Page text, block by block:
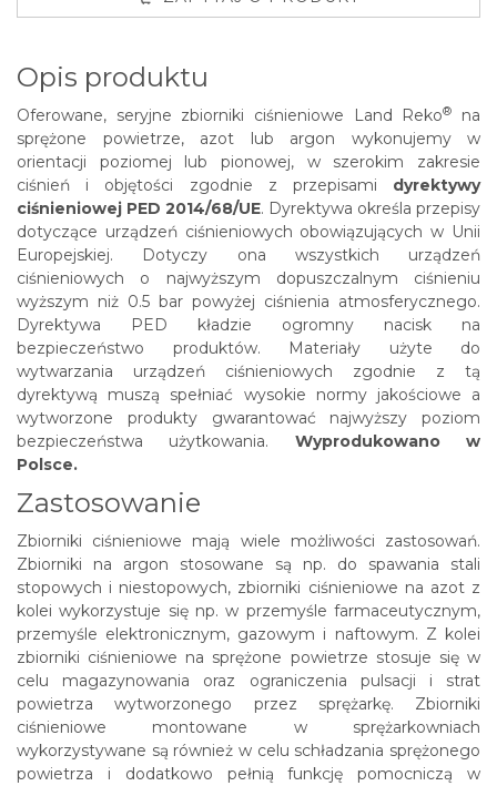
Opis produktu
Oferowane, seryjne zbiorniki ciśnieniowe Land Reko®
na
sprężone powietrze, azot lub argon wykonujemy w
orientacji poziomej lub pionowej, w szerokim zakresie
ciśnień i objętości zgodnie z przepisami dyrektywy
ciśnieniowej PED 2014/68/UE. Dyrektywa określa przepisy
dotyczące urządzeń ciśnieniowych obowiązujących w Unii
Europejskiej. Dotyczy ona wszystkich urządzeń
ciśnieniowych o najwyższym dopuszczalnym ciśnieniu
wyższym niż 0.5 bar powyżej ciśnienia atmosferycznego.
Dyrektywa PED kładzie ogromny nacisk na
bezpieczeństwo produktów. Materiały użyte do
wytwarzania urządzeń ciśnieniowych zgodnie z tą
dyrektywą muszą spełniać wysokie normy jakościowe a
wytworzone produkty gwarantować najwyższy poziom
bezpieczeństwa użytkowania. Wyprodukowano w
Polsce.
Zastosowanie
Zbiorniki ciśnieniowe mają wiele możliwości zastosowań.
Zbiorniki na argon stosowane są np. do spawania stali
stopowych i niestopowych, zbiorniki ciśnieniowe na azot z
kolei wykorzystuje się np. w przemyśle farmaceutycznym,
przemyśle elektronicznym, gazowym i naftowym. Z kolei
zbiorniki ciśnieniowe na sprężone powietrze stosuje się w
celu magazynowania oraz ograniczenia pulsacji i strat
powietrza wytworzonego przez sprężarkę. Zbiorniki
ciśnieniowe montowane w sprężarkowniach
wykorzystywane są również w celu schładzania sprężonego
powietrza i dodatkowo pełnią funkcję pomocniczą w